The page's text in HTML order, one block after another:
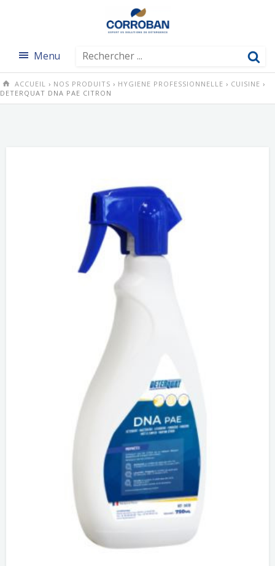
Menu
ACCUEIL › NOS PRODUITS › HYGIENE PROFESSIONNELLE › CUISINE ›
DETERQUAT DNA PAE CITRON